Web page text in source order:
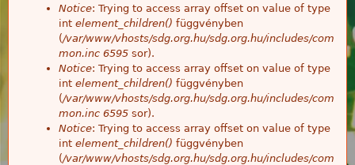
Notice: Trying to access array offset on value of type
int element_children() függvényben
(/var/www/vhosts/sdg.org.hu/sdg.org.hu/includes/com
mon.inc 6595 sor).
Notice: Trying to access array offset on value of type
int element_children() függvényben
(/var/www/vhosts/sdg.org.hu/sdg.org.hu/includes/com
mon.inc 6595 sor).
Notice: Trying to access array offset on value of type
int element_children() függvényben
(/var/www/vhosts/sdg.org.hu/sdg.org.hu/includes/com